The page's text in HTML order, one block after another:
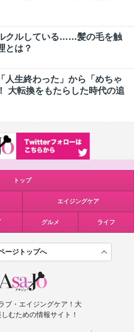
クルしている……髪の毛を触
とは？
人生終わった」から「めちゃ
大転換をもたらした時代の追
トップ
エイジングケア
グルメ ライフ
ージトップへ
ブ・エイジングケア！大
むための情報サイト！